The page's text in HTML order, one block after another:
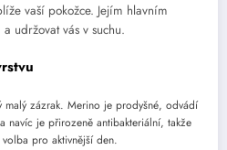
vaší pokožce. Jejím hlavním
udržovat vás v suchu.
malý zázrak. Merino je prodyšné, odvádí
navíc je přirozeně antibakteriální, takže
pro aktivnější den.